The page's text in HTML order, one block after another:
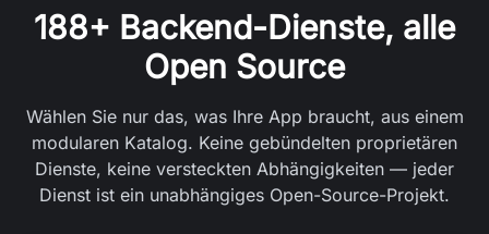
188+ Backend-Dienste, alle
Open Source
Wählen Sie nur das, was Ihre App braucht, aus einem
modularen Katalog. Keine gebündelten proprietären
Dienste, keine versteckten Abhängigkeiten — jeder
Dienst ist ein unabhängiges Open-Source-Projekt.